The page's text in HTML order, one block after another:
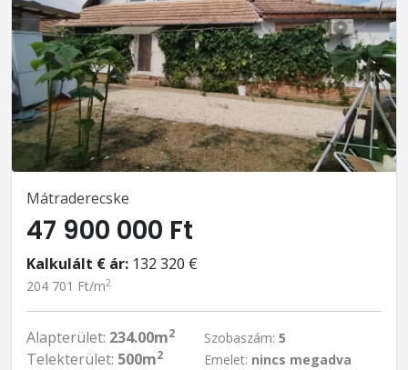
Mátraderecske
47 900 000 Ft
Kalkulált € ár: 132 320 €
204 701 Ft/m2
Alapterület: 234.00m2
Telekterület: 500m2
Szobaszám: 5
Emelet: nincs megadva